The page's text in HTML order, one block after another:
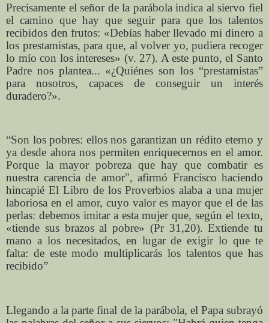
Precisamente el señor de la parábola indica al siervo fiel
el camino que hay que seguir para que los talentos
recibidos den frutos: «Debías haber llevado mi dinero a
los prestamistas, para que, al volver yo, pudiera recoger
lo mío con los intereses» (v. 27). A este punto, el Santo
Padre nos plantea... «¿Quiénes son los “prestamistas”
para nosotros, capaces de conseguir un interés
duradero?».
“Son los pobres: ellos nos garantizan un rédito eterno y
ya desde ahora nos permiten enriquecernos en el amor.
Porque la mayor pobreza que hay que combatir es
nuestra carencia de amor", afirmó Francisco haciendo
hincapié El Libro de los Proverbios alaba a una mujer
laboriosa en el amor, cuyo valor es mayor que el de las
perlas: debemos imitar a esta mujer que, según el texto,
«tiende sus brazos al pobre» (Pr 31,20). Extiende tu
mano a los necesitados, en lugar de exigir lo que te
falta: de este modo multiplicarás los talentos que has
recibido”
Llegando a la parte final de la parábola, el Papa subrayó